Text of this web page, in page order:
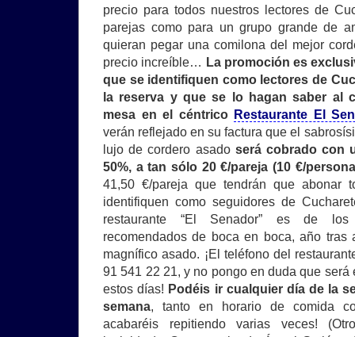
precio para todos nuestros lectores de
parejas como para un grupo grande de
quieran pegar una comilona del mejor
precio increíble… La promoción es
que se identifiquen como lectores de
la reserva y que se lo hagan saber al
mesa en el céntrico Restaurante El
verán reflejado en su factura que el
lujo de cordero asado será cobrado con
50%, a tan sólo 20 €/pareja (10 €/
41,50 €/pareja que tendrán que abonar
identifiquen como seguidores de
restaurante “El Senador” es de los
recomendados de boca en boca, año tras
magnífico asado. ¡El teléfono del
91 541 22 21, y no pongo en duda que será
estos días! Podéis ir cualquier día de la
semana, tanto en horario de comida
acabaréis repitiendo varias veces!